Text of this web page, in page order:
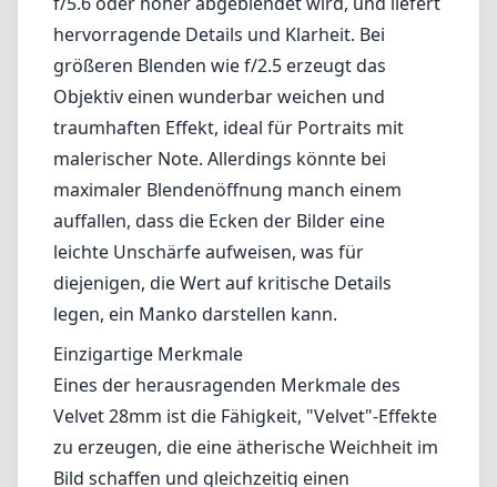
passt. Die minimalistischen
Skalenmarkierungen fördern ein intuitives
Fotografieren und verstärken die Attraktivität
des Objektivs.
Bildqualität und Leistung
In Bezug auf die Bildqualität brilliert das Velvet
28mm f/2.5 mit einem charakteristischen
Look. Es ist unglaublich scharf, wenn es auf
f/5.6 oder höher abgeblendet wird, und liefert
hervorragende Details und Klarheit. Bei
größeren Blenden wie f/2.5 erzeugt das
Objektiv einen wunderbar weichen und
traumhaften Effekt, ideal für Portraits mit
malerischer Note. Allerdings könnte bei
maximaler Blendenöffnung manch einem